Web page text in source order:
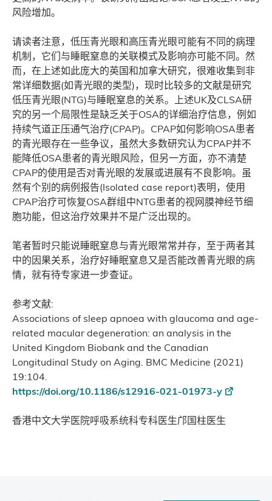
风险增加。
请读者注意，低压青光眼和高压青光眼可能有不同的病理
机制，它们与睡眠窒息的关联模式及影响亦可能不同。然
而，在上述如此庞大的英国和加拿大研究，很难收集到非
常详细数据(如青光眼的类型)，现时比较多的文献是研究
低压青光眼(NTG)与睡眠窒息的关系。上述UK及CLSA研
究的另一个局限性是缺乏关于OSA的详细治疗信息，例如
持续气道正压通气治疗(CPAP)。CPAP如何影响OSA患者
的青光眼存在一些争议，虽然大多数研究认为CPAP并不
能降低OSA患者的青光眼风险，但另一方面，亦不清楚
CPAP的使用是否对青光眼的发展或进展有不良影响。虽
然有个别的病例报告(Isolated case report)表明，使用
CPAP治疗可恢复OSA群组中NTG患者的视网膜神经节细
胞功能，但这治疗效果并不是广泛出现的。
笔者暂时只能说睡眠窒息与青光眼常常并存，至于两者其
中的因果关系，治疗好睡眠窒息又是否能改善青光眼的病
情，就有待专家进一步查证。
参考文献:
Associations of sleep apnoea with glaucoma and age-
related macular degeneration: an analysis in the
United Kingdom Biobank and the Canadian
Longitudinal Study on Aging. BMC Medicine (2021)
19:104.
https://doi.org/10.1186/s12916-021-01973-y
香港中文大学医院呼吸系统科专科医生邝国柱医生